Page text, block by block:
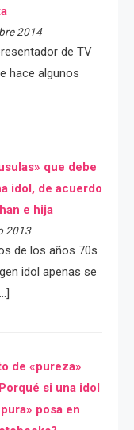
2014
de TV
hace algunos
que debe
idol, de acuerdo
e hija
2013
de los años 70s
idol apenas se
de «pureza»
si una idol
posa en